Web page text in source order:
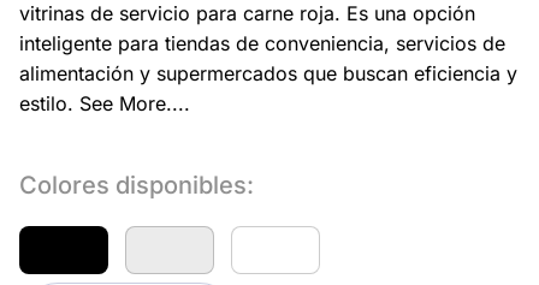
vitrinas de servicio para carne roja. Es una opción
inteligente para tiendas de conveniencia, servicios de
alimentación y supermercados que buscan eficiencia y
estilo. See More....
Colores disponibles: